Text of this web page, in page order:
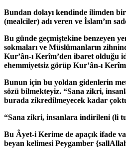
Bundan dolayı kendinde ilimden
(mealciler) adı veren ve İslam’ın
Bu günde geçmiştekine benzeyen
sokmaları ve Müslümanların
Kur’ân-ı Kerîm’den ibaret olduğu
ehemmiyetsiz görüp Kur’ân-ı
Bunun için bu yoldan gidenlerin
sözü bilmekteyiz. “Sana zikri,
burada zikredilmeyecek kadar
“Sana zikri, insanlara indirileni (li
Bu Âyet-i Kerime de apaçık ifade
beyan kelimesi Peygamber